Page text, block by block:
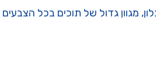
מגוון גדול של תוכים בכל